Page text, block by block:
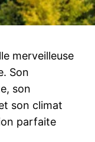
merveilleuse
Son
son
son climat
parfaite